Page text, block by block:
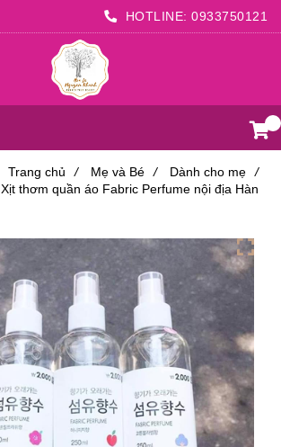
HOTLINE: 0933750121
Trang chủ / Mẹ và Bé / Dành cho mẹ
/
Xịt thơm quần áo Fabric Perfume nội địa Hàn